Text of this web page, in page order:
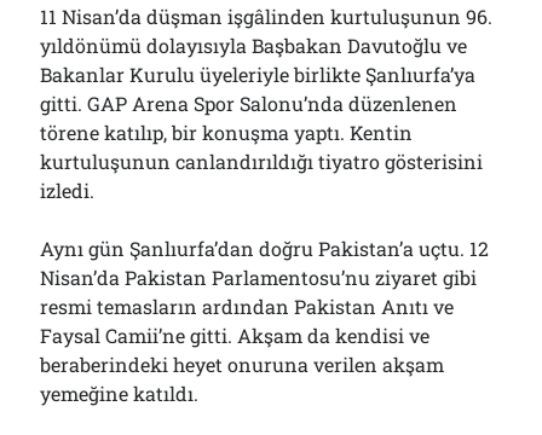
11 Nisan’da düşman işgâlinden kurtuluşunun 96.
yıldönümü dolayısıyla Başbakan Davutoğlu ve
Bakanlar Kurulu üyeleriyle birlikte Şanlıurfa’ya
gitti. GAP Arena Spor Salonu’nda düzenlenen
törene katılıp, bir konuşma yaptı. Kentin
kurtuluşunun canlandırıldığı tiyatro gösterisini
izledi.
Aynı gün Şanlıurfa’dan doğru Pakistan’a uçtu. 12
Nisan’da Pakistan Parlamentosu’nu ziyaret gibi
resmi temasların ardından Pakistan Anıtı ve
Faysal Camii’ne gitti. Akşam da kendisi ve
beraberindeki heyet onuruna verilen akşam
yemeğine katıldı.